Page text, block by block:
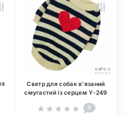
Светр для собак в’язаний
смугастий із серцем Y-249
0